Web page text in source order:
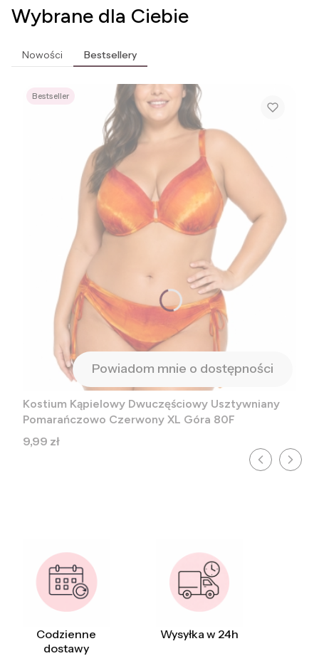
Wybrane dla Ciebie
Nowości Bestsellery
Bestseller
Powiadom mnie o dostępności
Kostium Kąpielowy Dwuczęściowy Usztywniany
Pomarańczowo Czerwony XL Góra 80F
Cena
9,99 zł
Codzienne
dostawy
Wysyłka w 24h